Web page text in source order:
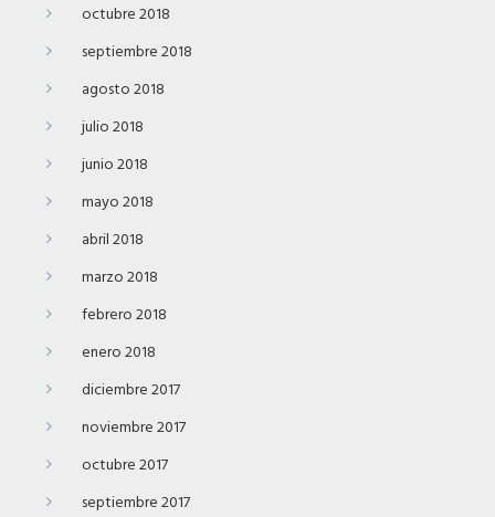
octubre 2018
septiembre 2018
agosto 2018
julio 2018
junio 2018
mayo 2018
abril 2018
marzo 2018
febrero 2018
enero 2018
diciembre 2017
noviembre 2017
octubre 2017
septiembre 2017